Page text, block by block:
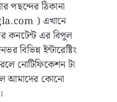
পছন্দের ঠিকানা
) এখানে
কনটেন্ট এর বিপুল
বিভিন্ন ইন্টারেষ্টিং
নোটিফিকেশন টা
আমাদের কোনো